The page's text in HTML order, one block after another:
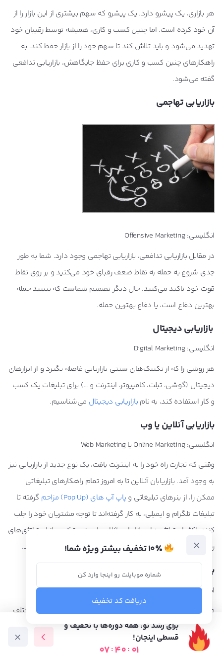
هر بازاری، یک پیشرو دارد. یک پیشرو که سهم بیشتری از این بازار را از
آن خود کرده است. اما چنین کسب و کاری، همیشه توسط رقیبان خود
تهدید می‌شود و باید تلاش کند تا سهم خود را از بازار حفظ کند. به
راهکارهای چنین کسب و کاری برای حفظ جایگاهش، بازاریابی تدافعی
گفته می‌شود.
بازاریابی تهاجمی
انگلیسی: Offensive Marketing
در مقابل بازاریابی تدافعی، بازاریابی تهاجمی وجود دارد. شما به طور
جدی شروع به حمله به نقاط ضعف رقبای خود می‌کنید و بر روی نقاط
قوت خود تاکید می‌کنید. حال دیگر تصمیم شماست که ببینید حمله
بهترین دفاع است، یا دفاع بهترین حمله.
بازاریابی دیجیتال
انگلیسی: Digital Marketing
هر روشی را که از تکنیک‌های سنتی بازاریابی فاصله بگیرد و از ابزارهای
دیجیتال (گوشی، تبلت، کامپیوتر، اینترنت و …) برای تبلیغات یک کسب
و کار استفاده کند، به نام بازاریابی دیجیتال می‌شناسیم.
بازاریابی آنلاین یا وب
انگلیسی: Online Marketing یا Web Marketing
وقتی که تجارت راه خود را به اینترنت یافت، یک نوع جدید از بازاریابی نیز
به وجود آمد. بازاریابان آنلاین تا به امروز تمام راهکارهای تبلیغاتی
ممکن را، از بنرهای تبلیغاتی و پاپ آپ های (Pop Up) مزاحم
گرفته تا
تبلیغات تلگرام و ایمیلی، به کار گرفته‌اند تا توجه مشتریان خود را جلب
کنند. اکثر استراتژی‌های بازاریابی آنلاین امروزی، ترکیبی از استراتژی‌های
رشد هک وار و چند روش تبلیغاتی مختلف برای جلب توجه هستند.
بازاریابی آفلاین
انگلیسی: Offline Marketing
وقتی که اینترنت جایگاه خود را در جهان تثبیت کرد، دو دسته مختلف
بازاریابی آنلاین و بازاریابی آفلاین پدید آمدند. بسیاری از شرکت‌ها هم
تلاش کردند بازاریابی آفلاین خود را (که شامل تمام روش‌های قدیمی
۱۰٪ تخفیف بیشتر ویژه شما!
دریافت کد تخفیف
برای رشد تو، همه دوره‌ها با تخفیف و
قسطی اینجان!
07 : 40 : 00 دوره آموزشی متخصص ها